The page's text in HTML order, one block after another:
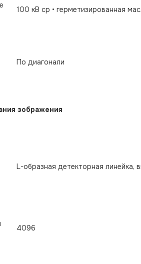
100 кВ cp • герметизированная
По диагонали
зображения
L-образная детекторная линейка,
4096